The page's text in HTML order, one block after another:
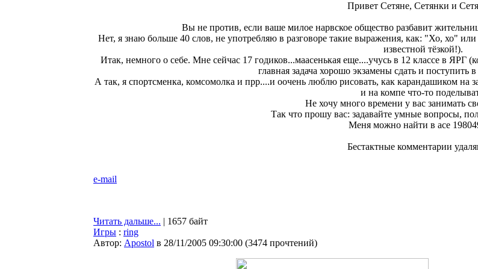
Привет Сетяне, Сетянки и
Вы не против, если ваше милое нарвское общество разбавит
Нет, я знаю больше 40 слов, не употребляю в разговоре такие выражения, как: "Хо, хо"
известной тёзкой!).
Итак, немного о себе. Мне сейчас 17 годиков...маасенькая еще....учусь в 12 классе в ЯРГ
главная задача хорошо экзамены сдать и поступить
А так, я спортсменка, комсомолка и прр....и оочень люблю рисовать, как карандашиком на
и на компе что-то
Не хочу много времени у вас занимать
Так что прошу вас: задавайте умные вопросы,
Меня можно найти в асе
Бестактные комментарии
e-mail
Читать дальше... | 1657 байт
Игры : ring
Автор: Apostol в 28/11/2005 09:30:00 (3474 прочтений)